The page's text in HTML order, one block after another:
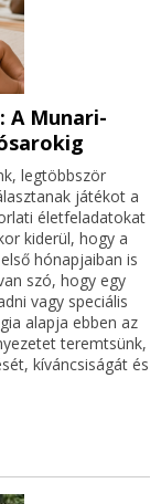
A Munari-
legtöbbször
játékot a
életfeladatokat
kiderül, hogy a
hónapjaiban is
szó, hogy egy
vagy speciális
alapja ebben az
teremtsünk,
kíváncsiságát és